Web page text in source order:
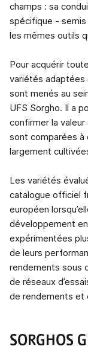
champs : sa
spécifique -
les mêmes outils
Pour acquérir
variétés
sont menés au
UFS Sorgho. Il a
confirmer la
sont comparées
largement
Les variétés
catalogue officiel
européen
développement
expérimentées
de leurs
rendements sous
de réseaux
de rendements et
SORGHOS